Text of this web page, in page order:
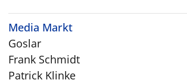
Media Markt
Goslar
Frank Schmidt
Patrick Klinke